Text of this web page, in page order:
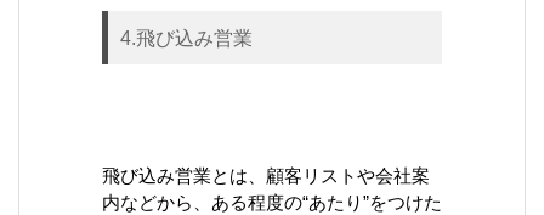
4.飛び込み営業
飛び込み営業とは、顧客リストや会社案
内などから、ある程度の“あたり”をつけた